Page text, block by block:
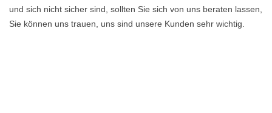
und sich nicht sicher sind, sollten Sie sich von uns beraten lassen,
Sie können uns trauen, uns sind unsere Kunden sehr wichtig.